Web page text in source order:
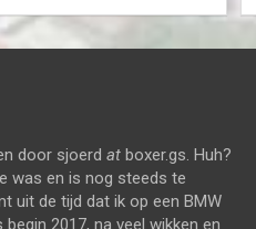
door sjoerd at boxer.gs. Huh?
was en is nog steeds te
uit de tijd dat ik op een BMW
2017, na veel wikken en